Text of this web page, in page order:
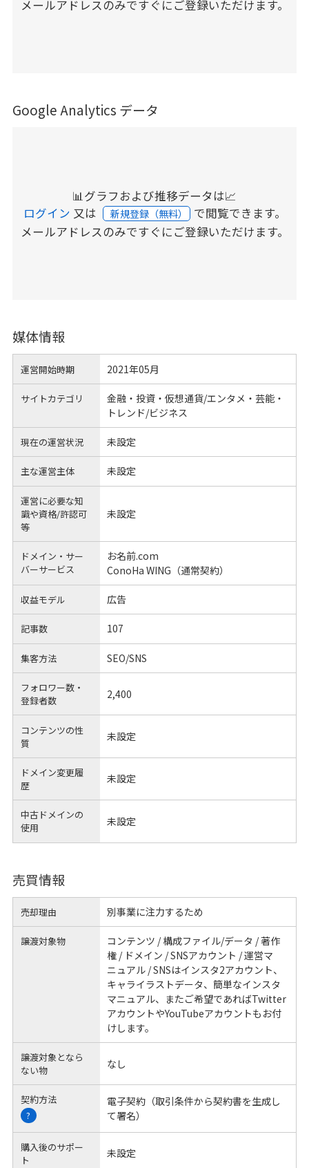
メールアドレスのみですぐにご登録いただけます。
Google Analytics データ
📊グラフおよび推移データは📈
ログイン 又は 新規登録（無料） で閲覧できます。
メールアドレスのみですぐにご登録いただけます。
媒体情報
運営開始時期 2021年05月
サイトカテゴリ
金融・投資・仮想通貨/エンタメ・芸能・
トレンド/ビジネス
現在の運営状況 未設定
主な運営主体 未設定
運営に必要な知
識や資格/許認可
等
未設定
ドメイン・サー
バーサービス
お名前.com
ConoHa WING（通常契約）
収益モデル 広告
記事数 107
集客方法 SEO/SNS
フォロワー数・
登録者数
2,400
コンテンツの性
質
未設定
ドメイン変更履
歴
未設定
中古ドメインの
使用
未設定
売買情報
売却理由 別事業に注力するため
譲渡対象物
コンテンツ / 構成ファイル/データ / 著作
権 / ドメイン / SNSアカウント / 運営マ
ニュアル / SNSはインスタ2アカウント、
キャライラストデータ、簡単なインスタ
マニュアル、またご希望であればTwitter
アカウントやYouTubeアカウントもお付
けします。
譲渡対象となら
ない物
なし
契約方法
?
電子契約（取引条件から契約書を生成し
て署名）
購入後のサポー
ト
未設定